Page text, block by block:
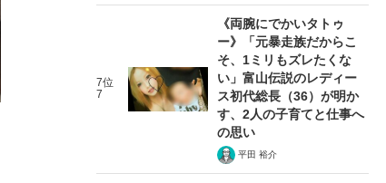
7位
7
《両腕にでかいタトゥ
ー》「元暴走族だからこ
そ、1ミリもズレたくな
い」富山伝説のレディー
ス初代総長（36）が明か
す、2人の子育てと仕事へ
の思い
平田 裕介